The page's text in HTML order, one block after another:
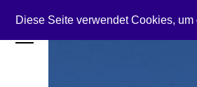
Diese Seite verwendet Cookies,